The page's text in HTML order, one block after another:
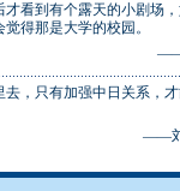
看到有个露天的小剧场
得那是大学的校园。
，只有加强中日关系，
——